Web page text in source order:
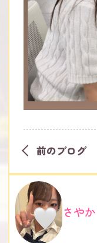
さやか
前のブログ